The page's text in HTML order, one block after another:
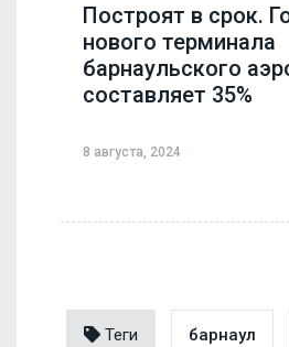
Построят в срок.
нового терминала
барнаульского
составляет 35%
8 августа, 2024
Теги барнаул